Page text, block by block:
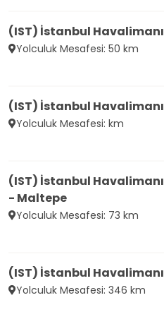
(IST) İstanbul Havalimanı
Yolculuk Mesafesi: 50 km
(IST) İstanbul Havalimanı
Yolculuk Mesafesi: km
(IST) İstanbul Havalimanı
- Maltepe
Yolculuk Mesafesi: 73 km
(IST) İstanbul Havalimanı
Yolculuk Mesafesi: 346 km